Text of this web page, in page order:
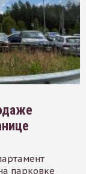
парковке